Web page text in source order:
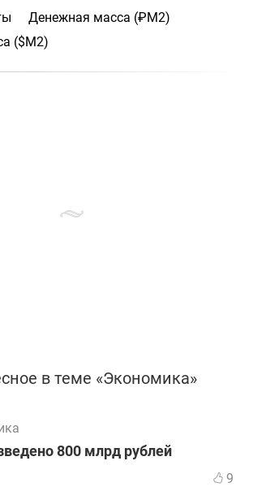
Денежная масса (₽М2)
($М2)
в теме «Экономика»
800 млрд рублей
9